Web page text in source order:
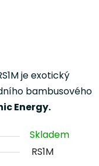
je exotický
bambusového
Energy.
Skladem
RS1M